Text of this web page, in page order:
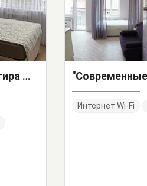
1-комнатная квартира Мира 5
Интернет Wi-Fi